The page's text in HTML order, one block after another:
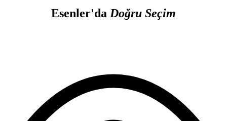
Esenler'da Doğru Seçim